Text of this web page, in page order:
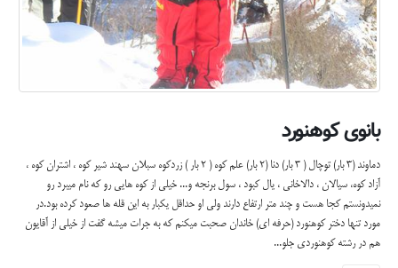
بانوی کوهنورد
دماوند (3 بار) توچال ( 3 بار) دنا (2 بار) علم کوه ( 2 بار ) زردکوه سبلان سهند شیر کوه ، اشتران کوه ،
آزاد کوه، سیالان ، دالاخانی ، یال کبود ، سول برنجه و... خیلی از کوه هایی رو که نام میبرد رو
نمیدونستم کجا هست و چند متر ارتفاع دارند ولی او حداقل یکبار به این قله ها صعود کرده بود.در
مورد تنها دختر کوهنورد (حرفه ای) خاندان صحبت میکنم که به جرات میشه گفت از خیلی از آقایون
هم در رشته کوهنوردی جلو...